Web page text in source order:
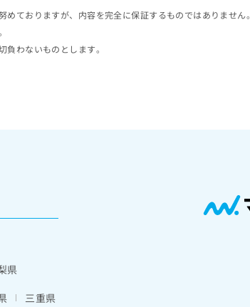
ておりますが、内容を完全に保証するものではありません。
わないものとします。
県
三重県